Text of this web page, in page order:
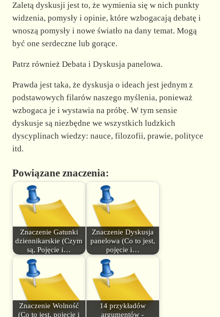
Zaletą dyskusji jest to, że wymienia się w nich punkty
widzenia, pomysły i opinie, które wzbogacają debatę i
wnoszą pomysły i nowe światło na dany temat. Mogą
być one serdeczne lub gorące.
Patrz również Debata i Dyskusja panelowa.
Prawda jest taka, że dyskusja o ideach jest jednym z
podstawowych filarów naszego myślenia, ponieważ
wzbogaca je i wystawia na próbę. W tym sensie
dyskusje są niezbędne we wszystkich ludzkich
dyscyplinach wiedzy: nauce, filozofii, prawie, polityce
itd.
Powiązane znaczenia:
Znaczenie Gatunki
dziennikarskie (Czym
są, Pojęcie i…
Znaczenie Dyskusja
panelowa (Co to jest,
pojęcie i…
Znaczenie Wolność
(Co to jest, pojęcie i
14 przykładów
argumentów -